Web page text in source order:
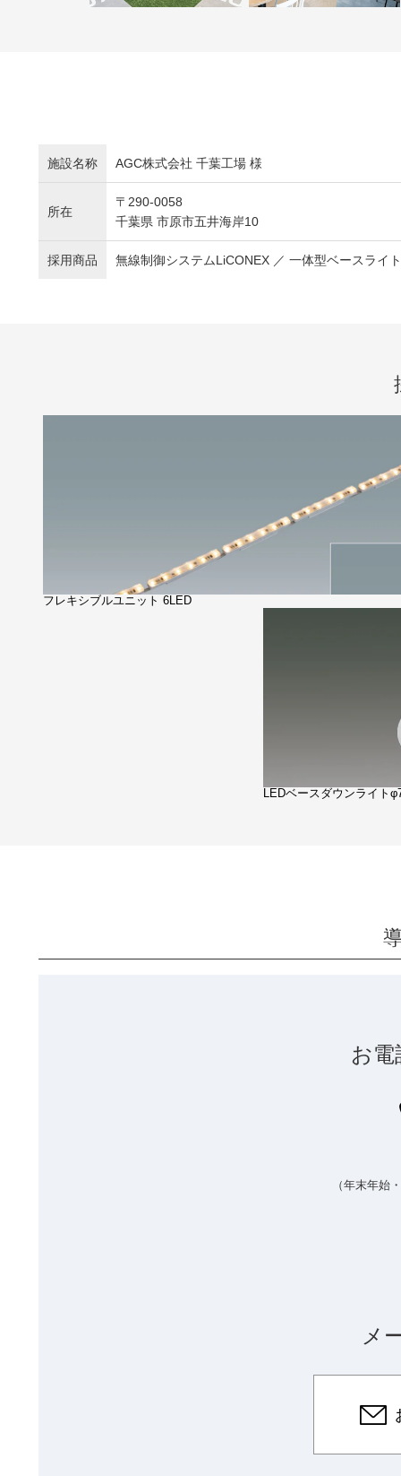
施設名称 AGC株式会社 千葉工場 様
所在
〒290-0058
千葉県 市原市五井海岸10
採用商品 無線制御システムLiCONEX ／ 一体型ベースライ
フレキシブルユニット 6LED
LEDベースダウンライト
お
（年末年始
メ